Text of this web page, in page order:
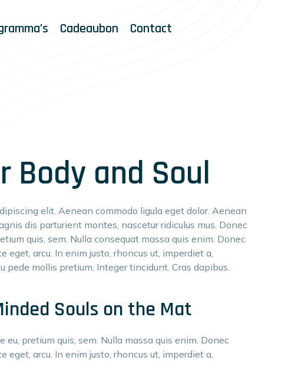
Cadeaubon Contact
Body and Soul
elit. Aenean commodo ligula eget dolor. Aenean
dis parturient montes, nascetur ridiculus mus. Donec
quis, sem. Nulla consequat massa quis enim. Donec
arcu. In enim justo, rhoncus ut, imperdiet a,
mollis pretium. Integer tincidunt. Cras dapibus.
Souls on the Mat
pretium quis, sem. Nulla massa quis enim. Donec
arcu. In enim justo, rhoncus ut, imperdiet a,